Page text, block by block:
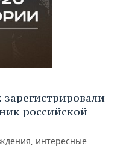
российской
интересные